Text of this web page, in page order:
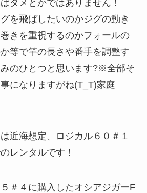
ダメとかではありません！
を飛ばしたいのかジグの動き
きを重視するのかフォールの
等で竿の長さや番手を調整す
のひとつと思います?※全部そ
になりますがね(T_T)家庭
近海想定、ロジカル６０＃１
レンタルです！
＃４に購入したオシアジガーF